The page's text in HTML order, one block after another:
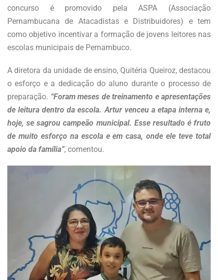
concurso é promovido pela ASPA (Associação
Pernambucana de Atacadistas e Distribuidores) e tem
como objetivo incentivar a formação de jovens leitores nas
escolas municipais de Pernambuco.
A diretora da unidade de ensino, Quitéria Queiroz, destacou
o esforço e a dedicação do aluno durante o processo de
preparação. “Foram meses de treinamento e apresentações
de leitura dentro da escola. Artur venceu a etapa interna e,
hoje, se sagrou campeão municipal. Esse resultado é fruto
de muito esforço na escola e em casa, onde ele teve total
apoio da família”, comentou.